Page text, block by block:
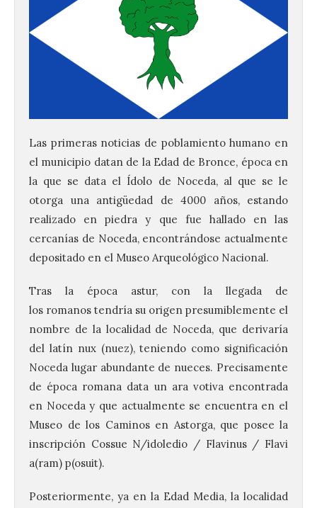
Las primeras noticias de poblamiento humano en
el municipio datan de la Edad de Bronce, época en
la que se data el Ídolo de Noceda, al que se le
otorga una antigüedad de 4000 años, estando
realizado en piedra y que fue hallado en las
cercanías de Noceda, encontrándose actualmente
depositado en el Museo Arqueológico Nacional.​
Tras la época astur, con la llegada de
los romanos tendría su origen presumiblemente el
nombre de la localidad de Noceda, que derivaría
del latín nux (nuez), teniendo como significación
Noceda lugar abundante de nueces. Precisamente
de época romana data un ara votiva encontrada
en Noceda y que actualmente se encuentra en el
Museo de los Caminos en Astorga, que posee la
inscripción Cossue N/idoledio / Flavinus / Flavi
a(ram) p(osuit).
Posteriormente, ya en la Edad Media, la localidad